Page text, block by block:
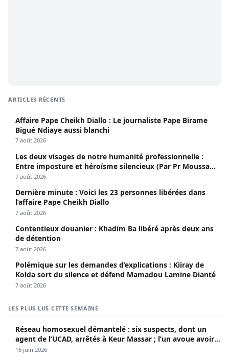
ARTICLES RÉCENTS
Affaire Pape Cheikh Diallo : Le journaliste Pape Birame
Bigué Ndiaye aussi blanchi
7 août 2026
Les deux visages de notre humanité professionnelle :
Entre imposture et héroïsme silencieux (Par Pr Moussa
Seydi)
7 août 2026
Dernière minute : Voici les 23 personnes libérées dans
l’affaire Pape Cheikh Diallo
7 août 2026
Contentieux douanier : Khadim Ba libéré après deux ans
de détention
7 août 2026
Polémique sur les demandes d’explications : Kiiray de
Kolda sort du silence et défend Mamadou Lamine Dianté
7 août 2026
LES PLUS LUS CETTE SEMAINE
Réseau homosexuel démantelé : six suspects, dont un
agent de l’UCAD, arrêtés à Keur Massar ; l’un avoue avoir
propagé le VIH depuis 2018
16 juin 2026